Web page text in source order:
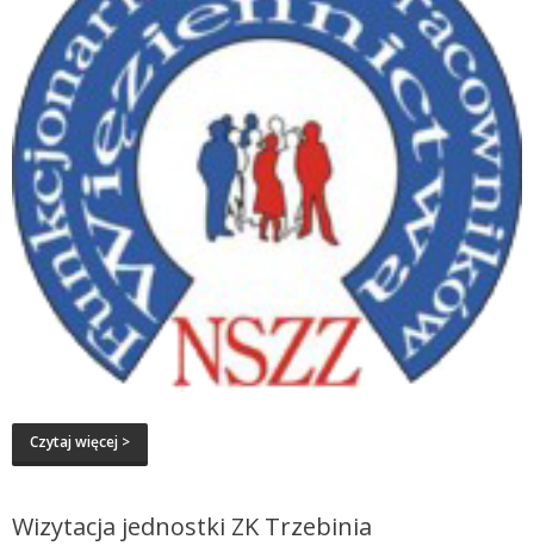
Czytaj więcej >
Wizytacja jednostki ZK Trzebinia